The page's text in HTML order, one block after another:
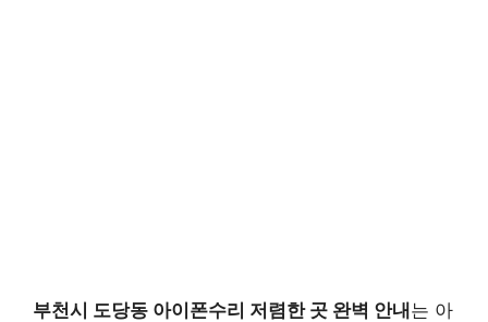
부천시 도당동 아이폰수리 저렴한 곳 완벽 안내는 아